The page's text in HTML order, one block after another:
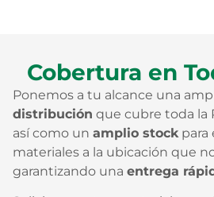
Cobertura en
Ponemos a tu alcance una
distribución que cubre toda la
así como un amplio stockpara
materiales a la ubicación que
garantizando una entrega